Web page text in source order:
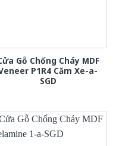
Gỗ Chống Cháy MDF
P1R4 Căm Xe-a-
SGD